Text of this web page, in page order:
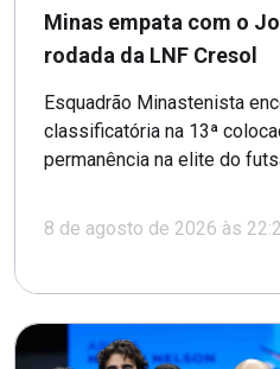
Minas empata com o
rodada da LNF Cresol
Esquadrão Minastenista
classificatória na 13ª
permanência na elite do
8 de agosto de 2026 às